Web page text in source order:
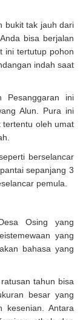
bukit tak jauh dari
bisa berjalan
ini tertutup pohon
indah saat
Pesanggaran ini
Alun. Pura ini
tertentu oleh umat
berselancar
sepanjang 3
pemula.
Osing yang
yang
bahasa yang
tahun bisa
besar yang
kesenian. Antara